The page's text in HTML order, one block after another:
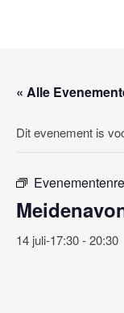
WIJ ZETTEN
« Alle
Dit evenement is
14 juli-17:30-20:30